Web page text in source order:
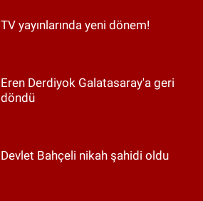
TV yayınlarında yeni dönem!
Eren Derdiyok Galatasaray'a geri
döndü
Devlet Bahçeli nikah şahidi oldu